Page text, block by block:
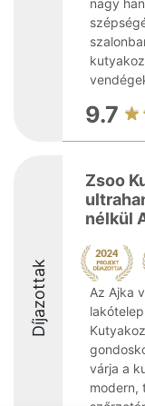
nagy
9.7
Díjazottak
Zsoo
nélkül
Az Ajka
várja a
modern,